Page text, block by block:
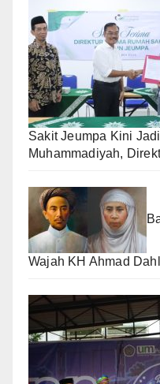
Sakit Jeumpa Kini
Muhammadiyah,
Wajah KH Ahmad